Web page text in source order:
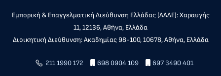
Εμπορική & Επαγγελματική Διεύθυνση Ελλάδας (ΑΑΔΕ): Χαραυγής
11, 12136, Αθήνα, Ελλάδα
Διοικητική Διεύθυνση: Ακαδημίας 98-100, 10678, Αθήνα, Ελλάδα
211 1990 172 698 0904 109 697 3490 401